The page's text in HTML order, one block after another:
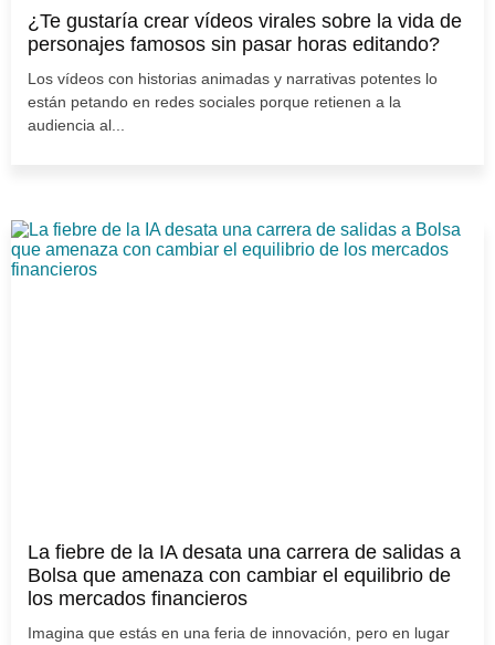
¿Te gustaría crear vídeos virales sobre la vida de
personajes famosos sin pasar horas editando?
Los vídeos con historias animadas y narrativas potentes lo
están petando en redes sociales porque retienen a la
audiencia al...
La fiebre de la IA desata una carrera de salidas a
Bolsa que amenaza con cambiar el equilibrio de
los mercados financieros
Imagina que estás en una feria de innovación, pero en lugar